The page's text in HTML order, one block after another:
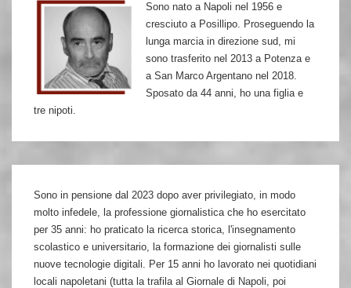
Sono nato a Napoli nel 1956 e
cresciuto a Posillipo. Proseguendo la
lunga marcia in direzione sud, mi
sono trasferito nel 2013 a Potenza e
a San Marco Argentano nel 2018.
Sposato da 44 anni, ho una figlia e
tre nipoti.
Sono in pensione dal 2023 dopo aver privilegiato, in modo
molto infedele, la professione giornalistica che ho esercitato
per 35 anni: ho praticato la ricerca storica, l'insegnamento
scolastico e universitario, la formazione dei giornalisti sulle
nuove tecnologie digitali. Per 15 anni ho lavorato nei quotidiani
locali napoletani (tutta la trafila al Giornale di Napoli, poi